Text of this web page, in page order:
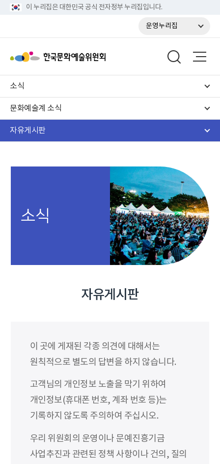
이 누리집은 대한민국 공식 전자정부 누리집입니다.
운영누리집
소식
문화예술계 소식
자유게시판
소식
자유게시판
이 곳에 게재된 각종 의견에 대해서는
원칙적으로 별도의 답변을 하지 않습니다.
고객님의 개인정보 노출을 막기 위하여
개인정보(휴대폰 번호, 계좌 번호 등)는
기록하지 않도록 주의하여 주십시오.
우리 위원회의 운영이나 문예진흥기금
사업추진과 관련된 정책 사항이나 건의, 질의